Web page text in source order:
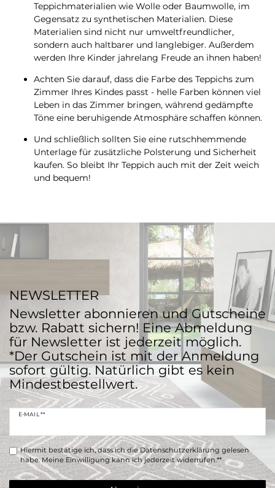
Teppichmaterialien wie Wolle oder Baumwolle, im
Gegensatz zu synthetischen Materialien. Diese
Materialien sind nicht nur umweltfreundlicher,
sondern auch haltbarer und langlebiger. Außerdem
werden Ihre Kinder jahrelang Freude an ihnen haben!
Achten Sie darauf, dass die Farbe des Teppichs zum
Zimmer Ihres Kindes passt - helle Farben können viel
Leben in das Zimmer bringen, während gedämpfte
Töne eine beruhigende Atmosphäre schaffen können.
Und schließlich sollten Sie eine rutschhemmende
Unterlage für zusätzliche Polsterung und Sicherheit
kaufen. So bleibt Ihr Teppich auch mit der Zeit weich
und bequem!
NEWSLETTER
Newsletter abonnieren und Gutscheine
bzw. Rabatt sichern! Eine Abmeldung
für Newsletter ist jederzeit möglich.
*Der Gutschein ist mit der Anmeldung
sofort gültig. Natürlich gibt es kein
Mindestbestellwert.
E-MAIL **
Hiermit bestätige ich, dass ich dieDaten­schutz­erklärunggelesen
habe. Meine Einwilligung kann ich jederzeit widerrufen.**